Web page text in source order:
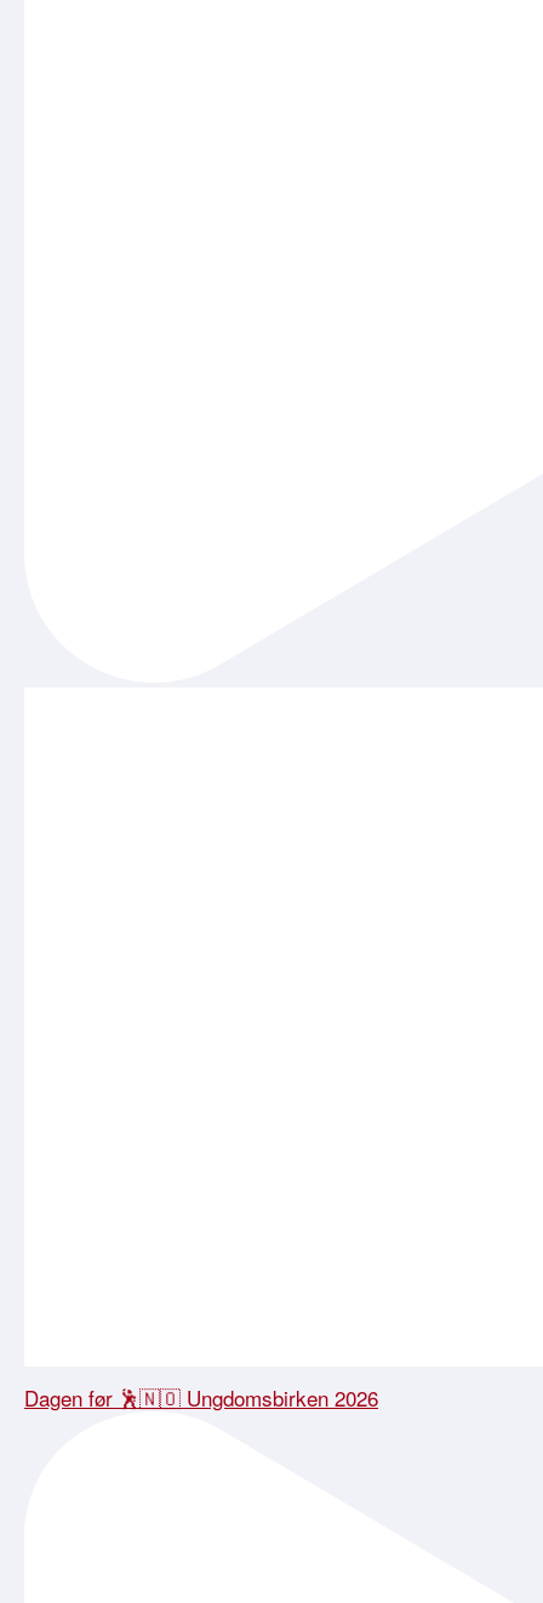
Dagen før 🕺🇳🇴 Ungdomsbirken 2026